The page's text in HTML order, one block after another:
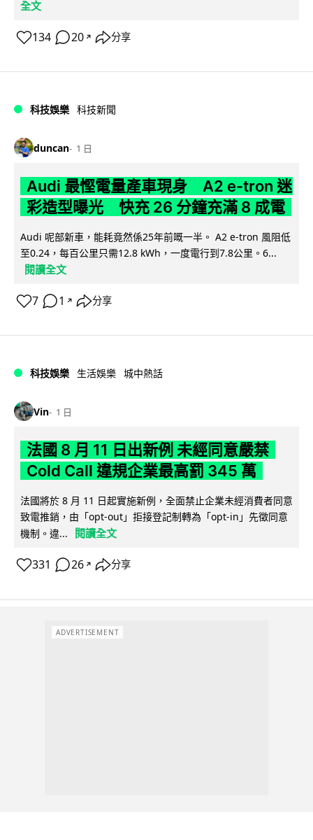
全文
134 20 ↗ 分享
科技娛樂 科技新聞
duncan 1 日
Audi 最慳電量產車現身 A2 e-tron 迷
彩造型曝光 快充 26 分鐘充滿 8 成電
Audi 呢部新車，能耗竟然係25年前嘅一半。 A2 e-tron 風阻低
至0.24，每百公里只需12.8 kWh，一度電行到7.8公里。6...
閱讀全文
7 1 ↗ 分享
科技娛樂 生活娛樂 城中熱話
Vin 1 日
法國 8 月 11 日出新例 未經同意嚴禁
Cold Call 違規企業最高罰 345 萬
法國將於 8 月 11 日起實施新例，全面禁止企業未經消費者同意
致電推銷，由「opt-out」拒接登記制轉為「opt-in」先徵同意
機制。違...
閱讀全文
331 26 ↗ 分享
ADVERTISEMENT